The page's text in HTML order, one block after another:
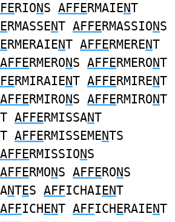
RIONS AFFERMAIENT
RMASSENT AFFERMASSIONS
RMERAIENT AFFERMERENT
AFFERMERONS AFFERMERONT
RMIRAIENT AFFERMIRENT
AFFERMIRONS AFFERMIRONT
T AFFERMISSANT
T AFFERMISSEMENTS
AFFERMISSIONS
AFFERMONS AFFERONS
NTES AFFICHAIENT
AFFICHENT AFFICHERAIENT